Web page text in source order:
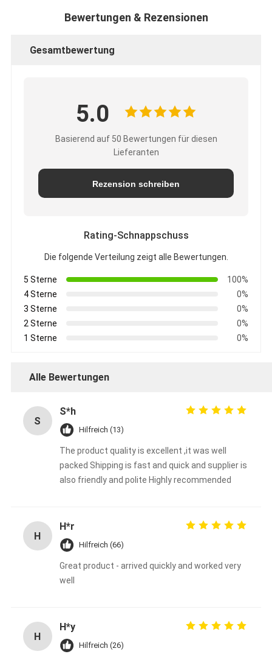
Bewertungen & Rezensionen
Gesamtbewertung
5.0
Basierend auf 50 Bewertungen für diesen
Lieferanten
Rezension schreiben
Rating-Schnappschuss
Die folgende Verteilung zeigt alle Bewertungen.
5 Sterne
100%
4 Sterne
0%
3 Sterne
0%
2 Sterne
0%
1 Sterne
0%
Alle Bewertungen
S
S*h
Hilfreich (13)
The product quality is excellent ,it was well
packed Shipping is fast and quick and supplier is
also friendly and polite Highly recommended
H
H*r
Hilfreich (66)
Great product - arrived quickly and worked very
well
H
H*y
Hilfreich (26)